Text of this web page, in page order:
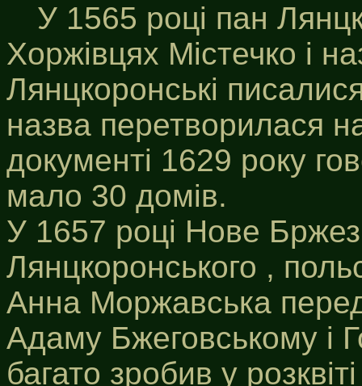
У 1565 році пан
Хоржівцях Містечко і
Лянцкоронські
назва перетворилася
документі 1629 року
мало 30 домів.
У 1657 році Нове
Лянцкоронського ,
Анна Моржавська
Адаму Бжеговському і
багато зробив у